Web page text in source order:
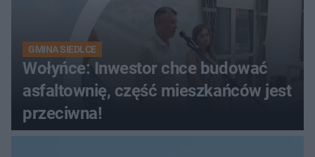
GMINA SIEDLCE
Wołyńce: Inwestor chce budować
asfaltownię, część mieszkańców jest
przeciwna!